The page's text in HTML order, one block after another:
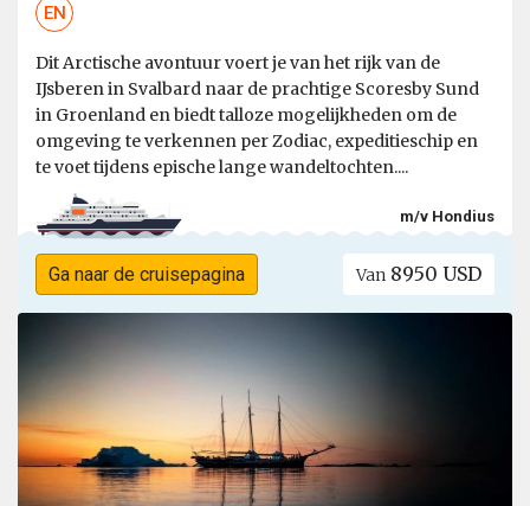
EN
Dit Arctische avontuur voert je van het rijk van de
IJsberen in Svalbard naar de prachtige Scoresby Sund
in Groenland en biedt talloze mogelijkheden om de
omgeving te verkennen per Zodiac, expeditieschip en
te voet tijdens epische lange wandeltochten....
m/v Hondius
Ga naar de cruisepagina Van 8950 USD